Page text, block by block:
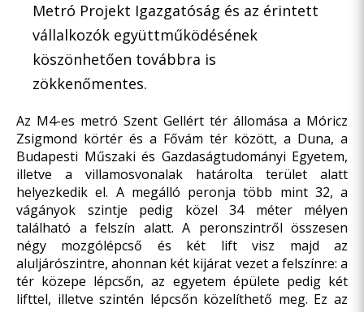
Metró Projekt Igazgatóság és az érintett
vállalkozók együttműködésének
köszönhetően továbbra is
zökkenőmentes.
Az M4-es metró Szent Gellért tér állomása a Móricz
Zsigmond körtér és a Fővám tér között, a Duna, a
Budapesti Műszaki és Gazdaságtudományi Egyetem,
illetve a villamosvonalak határolta terület alatt
helyezkedik el. A megálló peronja több mint 32, a
vágányok szintje pedig közel 34 méter mélyen
található a felszín alatt. A peronszintről összesen
négy mozgólépcső és két lift visz majd az
aluljárószintre, ahonnan két kijárat vezet a felszínre: a
tér közepe lépcsőn, az egyetem épülete pedig két
lifttel, illetve szintén lépcsőn közelíthető meg. Ez az